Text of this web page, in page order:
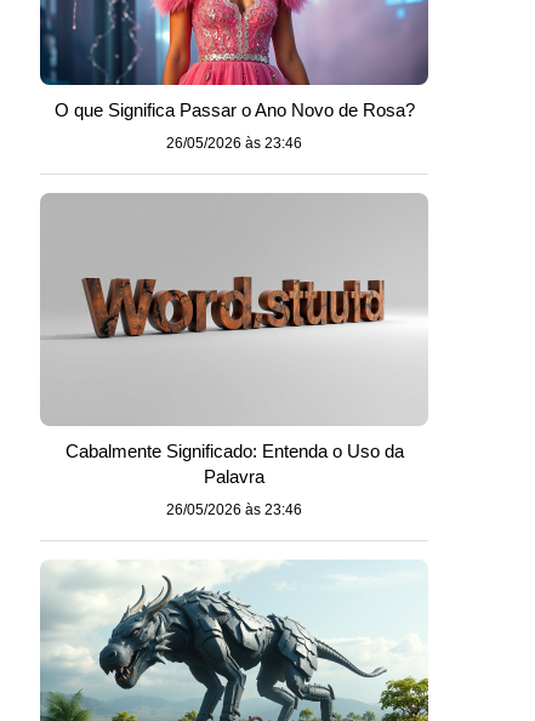
O que Significa Passar o Ano Novo de Rosa?
26/05/2026 às 23:46
Cabalmente Significado: Entenda o Uso da
Palavra
26/05/2026 às 23:46